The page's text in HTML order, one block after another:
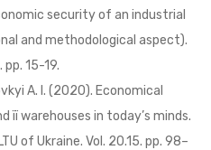
security of an industrial
and methodological aspect).
pp. 15-19.
А. І. (2020). Economical
warehouses in today’s minds.
of Ukraine. Vol. 20.15. pp. 98–